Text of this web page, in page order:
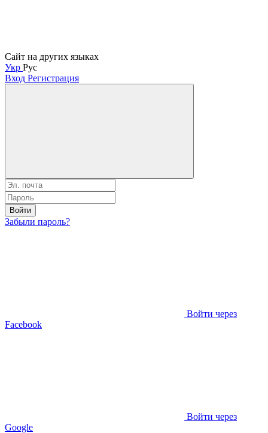
Сайт на других языках
Укр Рус
Вход Регистрация
Войти
Забыли пароль?
Войти через
Facebook
Войти через
Google